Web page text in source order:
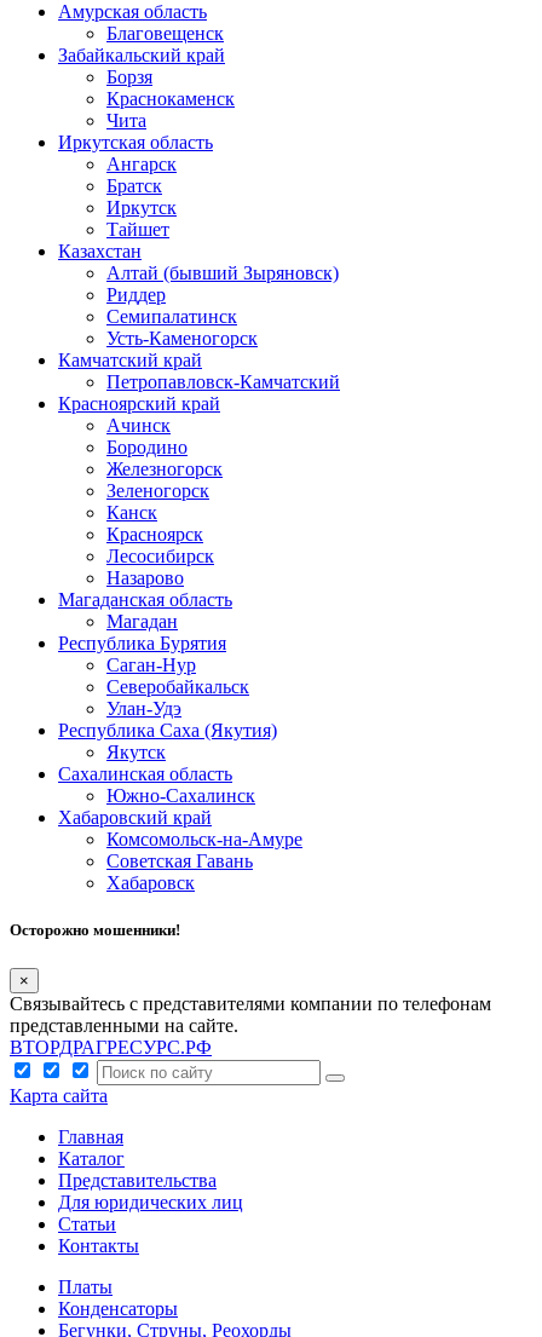
Амурская область
Благовещенск
Забайкальский край
Борзя
Краснокаменск
Чита
Иркутская область
Ангарск
Братск
Иркутск
Тайшет
Казахстан
Алтай (бывший Зыряновск)
Риддер
Семипалатинск
Усть-Каменогорск
Камчатский край
Петропавловск-Камчатский
Красноярский край
Ачинск
Бородино
Железногорск
Зеленогорск
Канск
Красноярск
Лесосибирск
Назарово
Магаданская область
Магадан
Республика Бурятия
Саган-Нур
Северобайкальск
Улан-Удэ
Республика Саха (Якутия)
Якутск
Сахалинская область
Южно-Сахалинск
Хабаровский край
Комсомольск-на-Амуре
Советская Гавань
Хабаровск
Осторожно мошенники!
×
Связывайтесь с представителями компании по телефонам
представленными на сайте.
ВТОРДРАГРЕСУРС.РФ
Карта сайта
Главная
Каталог
Представительства
Для юридических лиц
Статьи
Контакты
Платы
Конденсаторы
Бегунки, Струны, Реохорды